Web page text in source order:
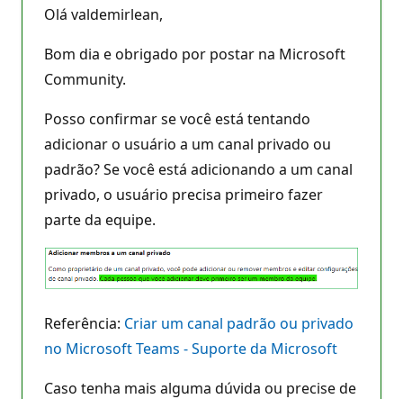
Olá valdemirlean,
Bom dia e obrigado por postar na Microsoft
Community.
Posso confirmar se você está tentando
adicionar o usuário a um canal privado ou
padrão? Se você está adicionando a um canal
privado, o usuário precisa primeiro fazer
parte da equipe.
Referência: Criar um canal padrão ou privado
no Microsoft Teams - Suporte da Microsoft
Caso tenha mais alguma dúvida ou precise de